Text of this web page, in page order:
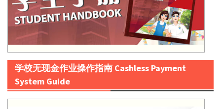
学校无现金作业操作指南 Cashless Payment
System Guide